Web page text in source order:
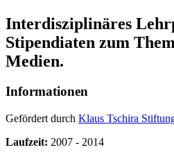
Interdisziplinäres
Stipendiaten zum
Medien.
Informationen
Gefördert durch Klaus Tschira
Laufzeit: 2007 - 2014